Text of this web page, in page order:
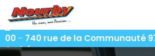
contenu
principal
06 92 92 25 51-06 92 62 62 91-
00 - 740 rue de la Communauté
André